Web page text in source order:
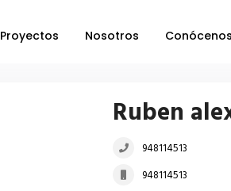
Proyectos Nosotros Conócenos
Ruben
948114513
948114513